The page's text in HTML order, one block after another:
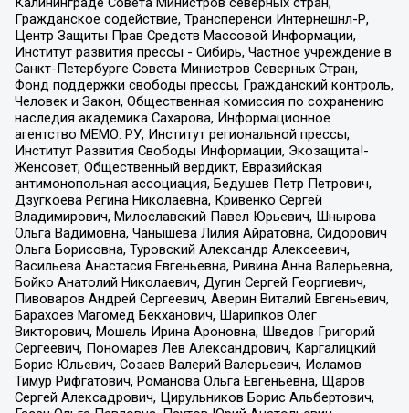
Гражданское содействие, Трансперенси Интернешнл-Р,
Центр Защиты Прав Средств Массовой Информации,
Институт развития прессы - Сибирь, Частное учреждение в
Санкт-Петербурге Совета Министров Северных Стран,
Фонд поддержки свободы прессы, Гражданский контроль,
Человек и Закон, Общественная комиссия по сохранению
наследия академика Сахарова, Информационное
агентство МЕМО. РУ, Институт региональной прессы,
Институт Развития Свободы Информации, Экозащита!-
Женсовет, Общественный вердикт, Евразийская
антимонопольная ассоциация, Бедушев Петр Петрович,
Дзугкоева Регина Николаевна, Кривенко Сергей
Владимирович, Милославский Павел Юрьевич, Шнырова
Ольга Вадимовна, Чанышева Лилия Айратовна, Сидорович
Ольга Борисовна, Туровский Александр Алексеевич,
Васильева Анастасия Евгеньевна, Ривина Анна Валерьевна,
Бойко Анатолий Николаевич, Дугин Сергей Георгиевич,
Пивоваров Андрей Сергеевич, Аверин Виталий Евгеньевич,
Барахоев Магомед Бекханович, Шарипков Олег
Викторович, Мошель Ирина Ароновна, Шведов Григорий
Сергеевич, Пономарев Лев Александрович, Каргалицкий
Борис Юльевич, Созаев Валерий Валерьевич, Исламов
Тимур Рифгатович, Романова Ольга Евгеньевна, Щаров
Сергей Алексадрович, Цирульников Борис Альбертович,